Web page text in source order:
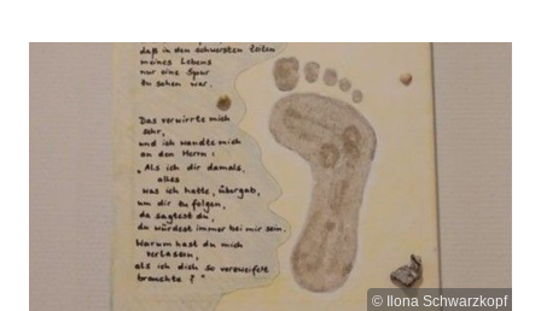
© Ilona Schwarzkopf